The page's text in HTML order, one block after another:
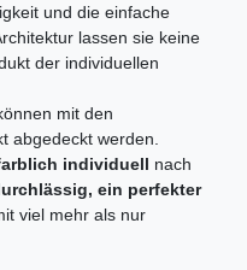
und die einfache
lassen sie keine
der individuellen
mit den
abgedeckt werden.
individuell nach
ein perfekter
viel mehr als nur